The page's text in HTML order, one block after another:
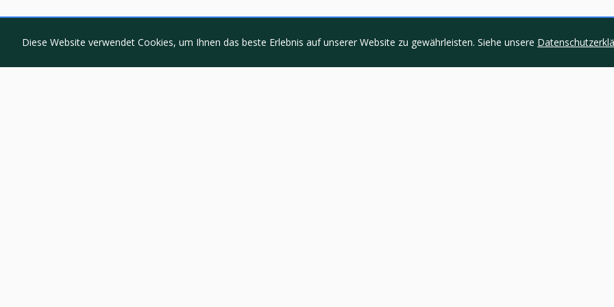
Diese Website verwendet Cookies, um Ihnen das beste Erlebnis auf unserer Website zu gewährleisten. Siehe unsere